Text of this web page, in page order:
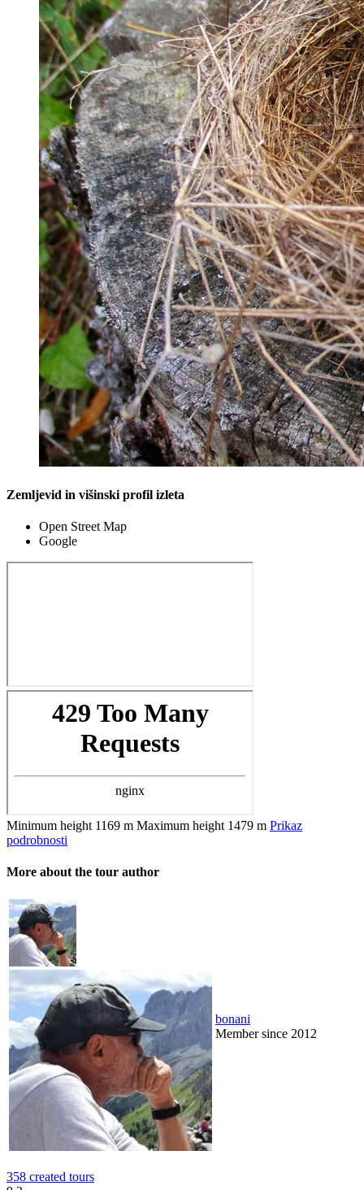
Zemljevid in višinski profil izleta
Open Street Map
Google
Minimum height 1169 m Maximum height 1479 m Prikaz
podrobnosti
More about the tour author
bonani
Member since 2012
358 created tours